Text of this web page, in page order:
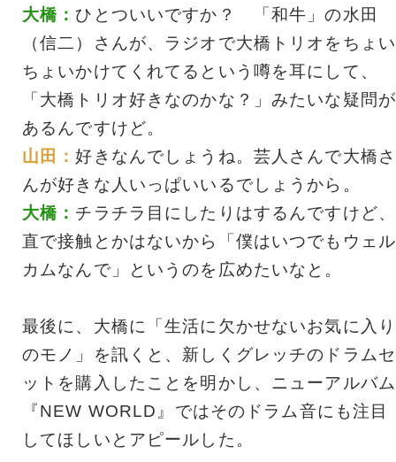
大橋： ひとついいですか？ 「和牛」の水田
（信二）さんが、ラジオで大橋トリオをちょい
ちょいかけてくれてるという噂を耳にして、
「大橋トリオ好きなのかな？」みたいな疑問が
あるんですけど。
山田：好きなんでしょうね。芸人さんで大橋さ
んが好きな人いっぱいいるでしょうから。
大橋： チラチラ目にしたりはするんですけど、
直で接触とかはないから「僕はいつでもウェル
カムなんで」というのを広めたいなと。
最後に、大橋に「生活に欠かせないお気に入り
のモノ」を訊くと、新しくグレッチのドラムセ
ットを購入したことを明かし、ニューアルバム
『NEW WORLD』ではそのドラム音にも注目
してほしいとアピールした。